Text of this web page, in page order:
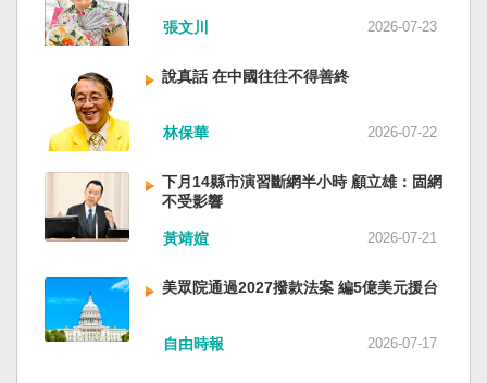
張文川 2026-07-23
說真話 在中國往往不得善終
林保華 2026-07-22
下月14縣市演習斷網半小時 顧立雄：固網
不受影響
黃靖媗 2026-07-21
美眾院通過2027撥款法案 編5億美元援台
自由時報 2026-07-17